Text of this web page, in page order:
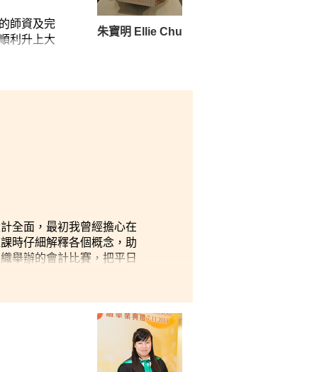
朱寶明 Ellie Chu
師資及完
利升上大
全面，最初我曾經擔心在
時仔細解釋各個概念，助
舉辦的會計比賽，把平日
好朋友，大家互相扶持，